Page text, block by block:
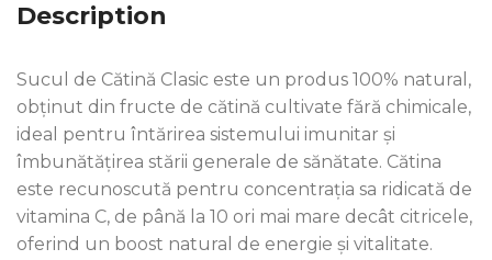
Description
Sucul de Cătină Clasic este un produs 100% natural,
obținut din fructe de cătină cultivate fără chimicale,
ideal pentru întărirea sistemului imunitar și
îmbunătățirea stării generale de sănătate. Cătina
este recunoscută pentru concentrația sa ridicată de
vitamina C, de până la 10 ori mai mare decât citricele,
oferind un boost natural de energie și vitalitate.